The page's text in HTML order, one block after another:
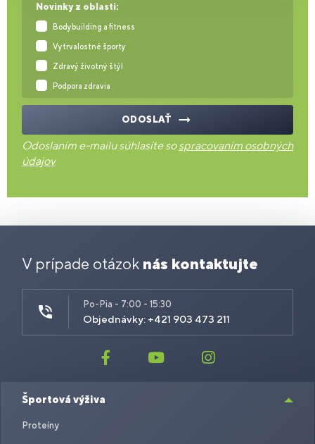
Novinky z oblasti:
Bodybuilding a fitness
Vytrvalostné športy
Zdravý životný štýl
Podpora zdravia
ODOSLAŤ
Odoslaním e-mailu súhlasíte sospracovaním osobných
údajov
V prípade otázok nás kontaktujte
Po-Pia - 7:00 - 15:30
Objednávky: +421 903 473 211
Športová výživa
Proteíny